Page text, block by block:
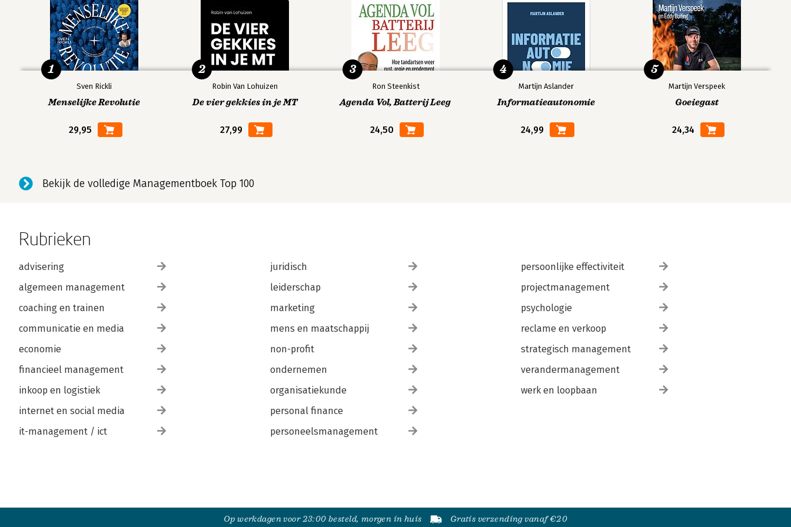
Sven Rickli
Menselijke Revolutie
29,95
1
Robin Van Lohuizen
De vier gekkies in je MT
27,99
2
Ron Steenkist
Agenda Vol, Batterij Leeg
24,50
3
Martijn Aslander
Informatieautonomie
24,99
4
Martijn Verspeek
Goeiegast
24,34
5
Bekijk de volledige Managementboek Top 100
Rubrieken
advisering
algemeen management
coaching en trainen
communicatie en media
economie
financieel management
inkoop en logistiek
internet en social media
it-management / ict
juridisch
leiderschap
marketing
mens en maatschappij
non-profit
ondernemen
organisatiekunde
personal finance
personeelsmanagement
persoonlijke effectiviteit
projectmanagement
psychologie
reclame en verkoop
strategisch management
verandermanagement
werk en loopbaan
Op werkdagen voor 23:00 besteld, morgen in huis Gratis verzending vanaf €20